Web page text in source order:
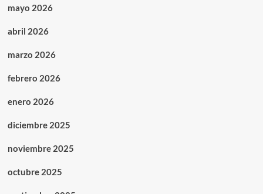
mayo 2026
abril 2026
marzo 2026
febrero 2026
enero 2026
diciembre 2025
noviembre 2025
octubre 2025